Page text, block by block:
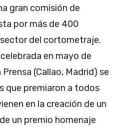
gran comisión de
por más de 400
del cortometraje.
en mayo de
(Callao, Madrid) se
que premiaron a todos
en la creación de un
un premio homenaje